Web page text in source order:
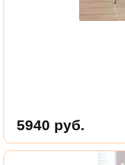
5940 руб.